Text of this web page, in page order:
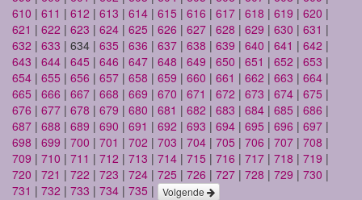
610 | 611 | 612 | 613 | 614 | 615 | 616 | 617 | 618 | 619 | 620 |
621 | 622 | 623 | 624 | 625 | 626 | 627 | 628 | 629 | 630 | 631 |
632 | 633 | 634 | 635 | 636 | 637 | 638 | 639 | 640 | 641 | 642 |
643 | 644 | 645 | 646 | 647 | 648 | 649 | 650 | 651 | 652 | 653 |
654 | 655 | 656 | 657 | 658 | 659 | 660 | 661 | 662 | 663 | 664 |
665 | 666 | 667 | 668 | 669 | 670 | 671 | 672 | 673 | 674 | 675 |
676 | 677 | 678 | 679 | 680 | 681 | 682 | 683 | 684 | 685 | 686 |
687 | 688 | 689 | 690 | 691 | 692 | 693 | 694 | 695 | 696 | 697 |
698 | 699 | 700 | 701 | 702 | 703 | 704 | 705 | 706 | 707 | 708 |
709 | 710 | 711 | 712 | 713 | 714 | 715 | 716 | 717 | 718 | 719 |
720 | 721 | 722 | 723 | 724 | 725 | 726 | 727 | 728 | 729 | 730 |
731 | 732 | 733 | 734 | 735 | Volgende